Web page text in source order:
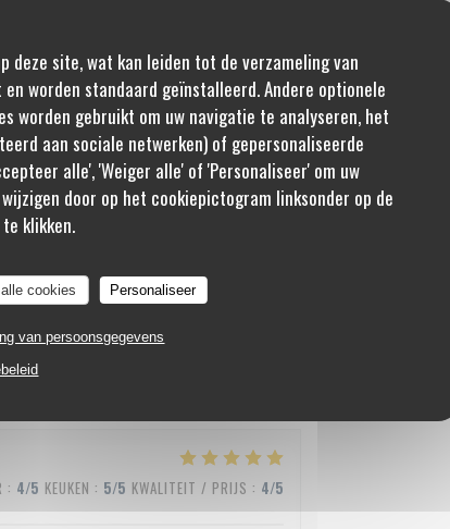
site, wat kan leiden tot de verzameling van
worden standaard geïnstalleerd. Andere optionele
worden gebruikt om uw navigatie te analyseren, het
aan sociale netwerken) of gepersonaliseerde
alle', 'Weiger alle' of 'Personaliseer' om uw
door op het cookiepictogram linksonder op de
klikken.
cookies Personaliseer
van persoonsgegevens
: 5/5 KEUKEN: 5 /5 KWALITEIT / PRIJS: 5/5
4 /5 KEUKEN : /5 KWALITEIT / PRIJS /5
: 5/5 KEUKEN 5/5 KWALITEIT / PRIJS
: 4/5 KEUKEN : 5/5 KWALITEIT / PRIJS : 4/5